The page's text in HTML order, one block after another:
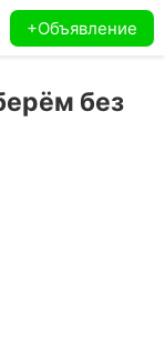
+Объявление
без